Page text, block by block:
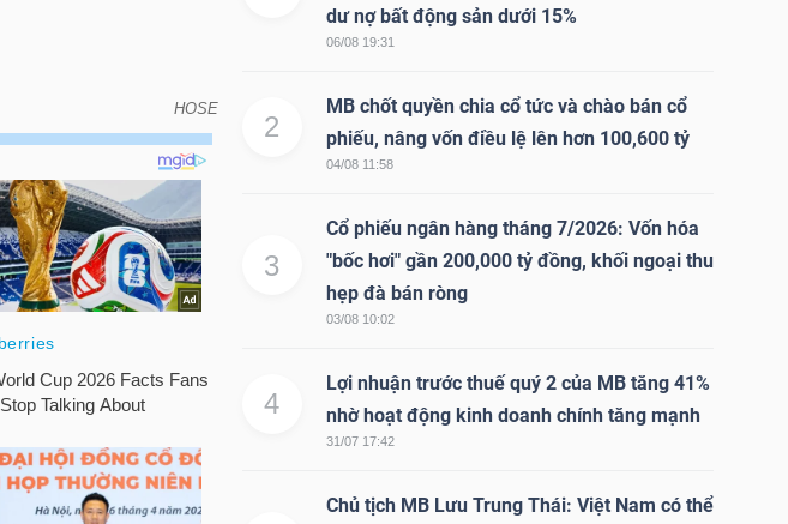
HOSE
Đà Nẵng
dư nợ bất động sản dưới 15%
06/08 19:31
2
MB chốt quyền chia cổ tức và chào bán cổ
phiếu, nâng vốn điều lệ lên hơn 100,600 tỷ
04/08 11:58
3
Cổ phiếu ngân hàng tháng 7/2026: Vốn hóa
"bốc hơi" gần 200,000 tỷ đồng, khối ngoại thu
hẹp đà bán ròng
03/08 10:02
4
Lợi nhuận trước thuế quý 2 của MB tăng 41%
nhờ hoạt động kinh doanh chính tăng mạnh
31/07 17:42
Chủ tịch MB Lưu Trung Thái: Việt Nam có thể